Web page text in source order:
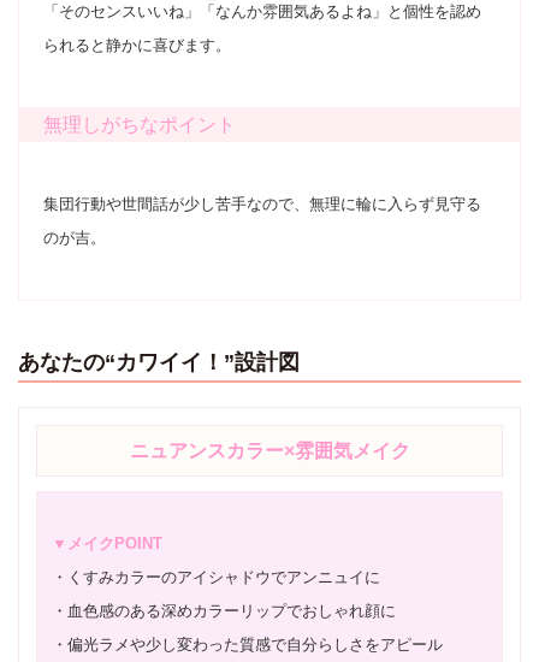
「そのセンスいいね」「なんか雰囲気あるよね」と個性を認め
られると静かに喜びます。
無理しがちなポイント
集団行動や世間話が少し苦手なので、無理に輪に入らず見守る
のが吉。
あなたの“カワイイ！”設計図
ニュアンスカラー×雰囲気メイク
▼メイクPOINT
・くすみカラーのアイシャドウでアンニュイに
・血色感のある深めカラーリップでおしゃれ顔に
・偏光ラメや少し変わった質感で自分らしさをアピール